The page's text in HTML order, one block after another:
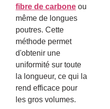
fibre de carbone ou
même de longues
poutres. Cette
méthode permet
d'obtenir une
uniformité sur toute
la longueur, ce qui la
rend efficace pour
les gros volumes.